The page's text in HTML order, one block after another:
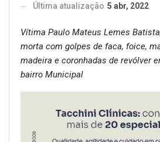
Última atualização 5 abr, 2022
Vítima Paulo Mateus Lemes
morta com golpes de faca, foice,
madeira e coronhadas de revólver
bairro Municipal